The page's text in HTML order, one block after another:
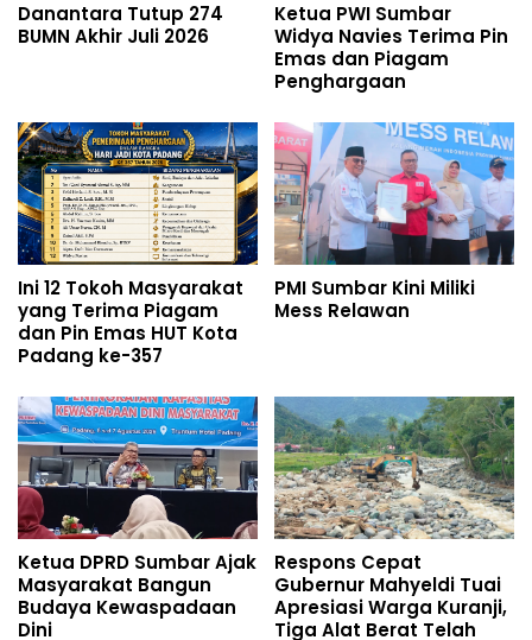
Danantara Tutup 274
BUMN Akhir Juli 2026
Ketua PWI Sumbar
Widya Navies Terima Pin
Emas dan Piagam
Penghargaan
Ini 12 Tokoh Masyarakat
yang Terima Piagam
dan Pin Emas HUT Kota
Padang ke-357
PMI Sumbar Kini Miliki
Mess Relawan
Ketua DPRD Sumbar Ajak
Masyarakat Bangun
Budaya Kewaspadaan
Dini
Respons Cepat
Gubernur Mahyeldi Tuai
Apresiasi Warga Kuranji,
Tiga Alat Berat Telah